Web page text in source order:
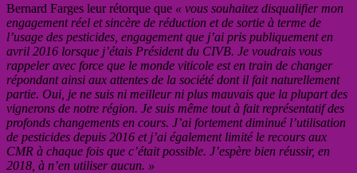
Bernard Farges leur rétorque que « vous souhaitez disqualifier mon
engagement réel et sincère de réduction et de sortie à terme de
l’usage des pesticides, engagement que j’ai pris publiquement en
avril 2016 lorsque j’étais Président du CIVB. Je voudrais vous
rappeler avec force que le monde viticole est en train de changer
répondant ainsi aux attentes de la société dont il fait naturellement
partie. Oui, je ne suis ni meilleur ni plus mauvais que la plupart des
vignerons de notre région. Je suis même tout à fait représentatif des
profonds changements en cours. J’ai fortement diminué l’utilisation
de pesticides depuis 2016 et j’ai également limité le recours aux
CMR à chaque fois que c’était possible. J’espère bien réussir, en
2018, à n’en utiliser aucun. »